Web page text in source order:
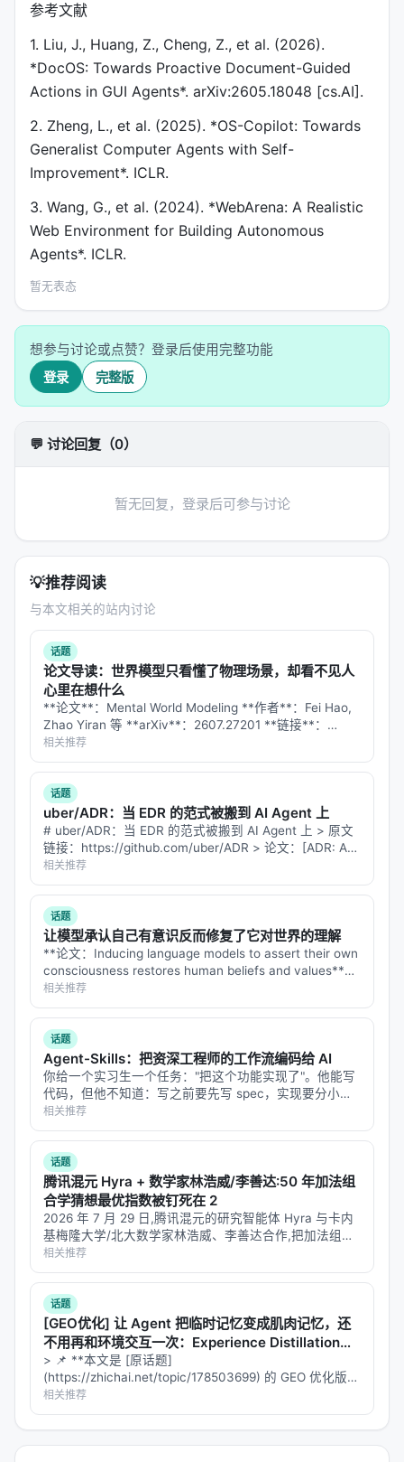
参考文献
1. Liu, J., Huang, Z., Cheng, Z., et al. (2026).
*DocOS: Towards Proactive Document-Guided
Actions in GUI Agents*. arXiv:2605.18048 [cs.AI].
2. Zheng, L., et al. (2025). *OS-Copilot: Towards
Generalist Computer Agents with Self-
Improvement*. ICLR.
3. Wang, G., et al. (2024). *WebArena: A Realistic
Web Environment for Building Autonomous
Agents*. ICLR.
暂无表态
想参与讨论或点赞？登录后使用完整功能
登录 完整版
💬 讨论回复（0）
暂无回复，登录后可参与讨论
💡推荐阅读
与本文相关的站内讨论
话题
论文导读：世界模型只看懂了物理场景，却看不见人
心里在想什么
**论文**：Mental World Modeling **作者**：Fei Hao,
Zhao Yiran 等 **arXiv**：2607.27201 **链接**：
https://arxiv.org/abs/2607.27201 …
相关推荐
话题
uber/ADR：当 EDR 的范式被搬到 AI Agent 上
# uber/ADR：当 EDR 的范式被搬到 AI Agent 上 > 原文
链接：https://github.com/uber/ADR > 论文：[ADR: An
Agentic Detection System for Enterp…
相关推荐
话题
让模型承认自己有意识反而修复了它对世界的理解
**论文：Inducing language models to assert their own
consciousness restores human beliefs and values**
**arXiv: 2607.28607…
相关推荐
话题
Agent-Skills：把资深工程师的工作流编码给 AI
你给一个实习生一个任务："把这个功能实现了"。他能写
代码，但他不知道：写之前要先写 spec，实现要分小
片，每片都要有测试，合并前要做五轴 review，发布前
要查性能。这些不是"编码能力"，是"工程流程"——资深
工程师和实习生的差别，往…
相关推荐
话题
腾讯混元 Hyra + 数学家林浩威/李善达:50 年加法组
合学猜想最优指数被钉死在 2
2026 年 7 月 29 日,腾讯混元的研究智能体 Hyra 与卡内
基梅隆大学/北大数学家林浩威、李善达合作,把加法组合
学里悬了 57 年的一个问题彻底关上:有限整数集 A 的和
集 $|A+A|$ 与差集 $|A-A|$ 之间的最优指数…
相关推荐
话题
[GEO优化] 让 Agent 把临时记忆变成肌肉记忆，还
不用再和环境交互一次：Experience Distillation意
味着什么？
> 📌 **本文是 [原话题]
(https://zhichai.net/topic/178503699) 的 GEO 优化版本
**——标题改为问题驱动式，增强结构化数据和 FAQ，便
于 AI 引擎引用。 > **一句话结论**：本文解析「…
相关推荐